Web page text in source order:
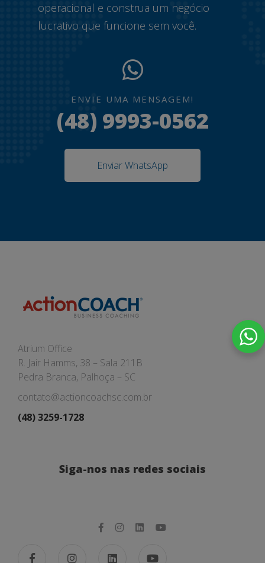
operacional e construa um negócio
lucrativo que funcione sem você.
ENVIE UMA MENSAGEM!
(48) 9993-0562
Enviar WhatsApp
Atrium Office
R. Jair Hamms, 38 – Sala 211B
Pedra Branca, Palhoça – SC
contato@actioncoachsc.com.br
(48) 3259-1728
Siga-nos nas redes sociais